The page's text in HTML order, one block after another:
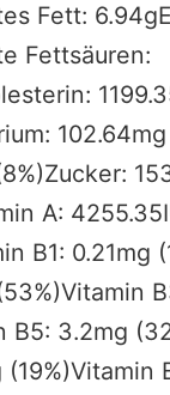
Fett: 6.94g
Fettsäuren:
102.64mg
Zucker:
A: 4255.35
B1: 0.21mg
Vitamin
B5: 3.2mg
(19%)Vitamin